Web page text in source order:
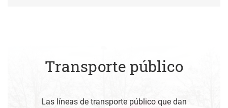
Transporte público
Las líneas de transporte público que dan